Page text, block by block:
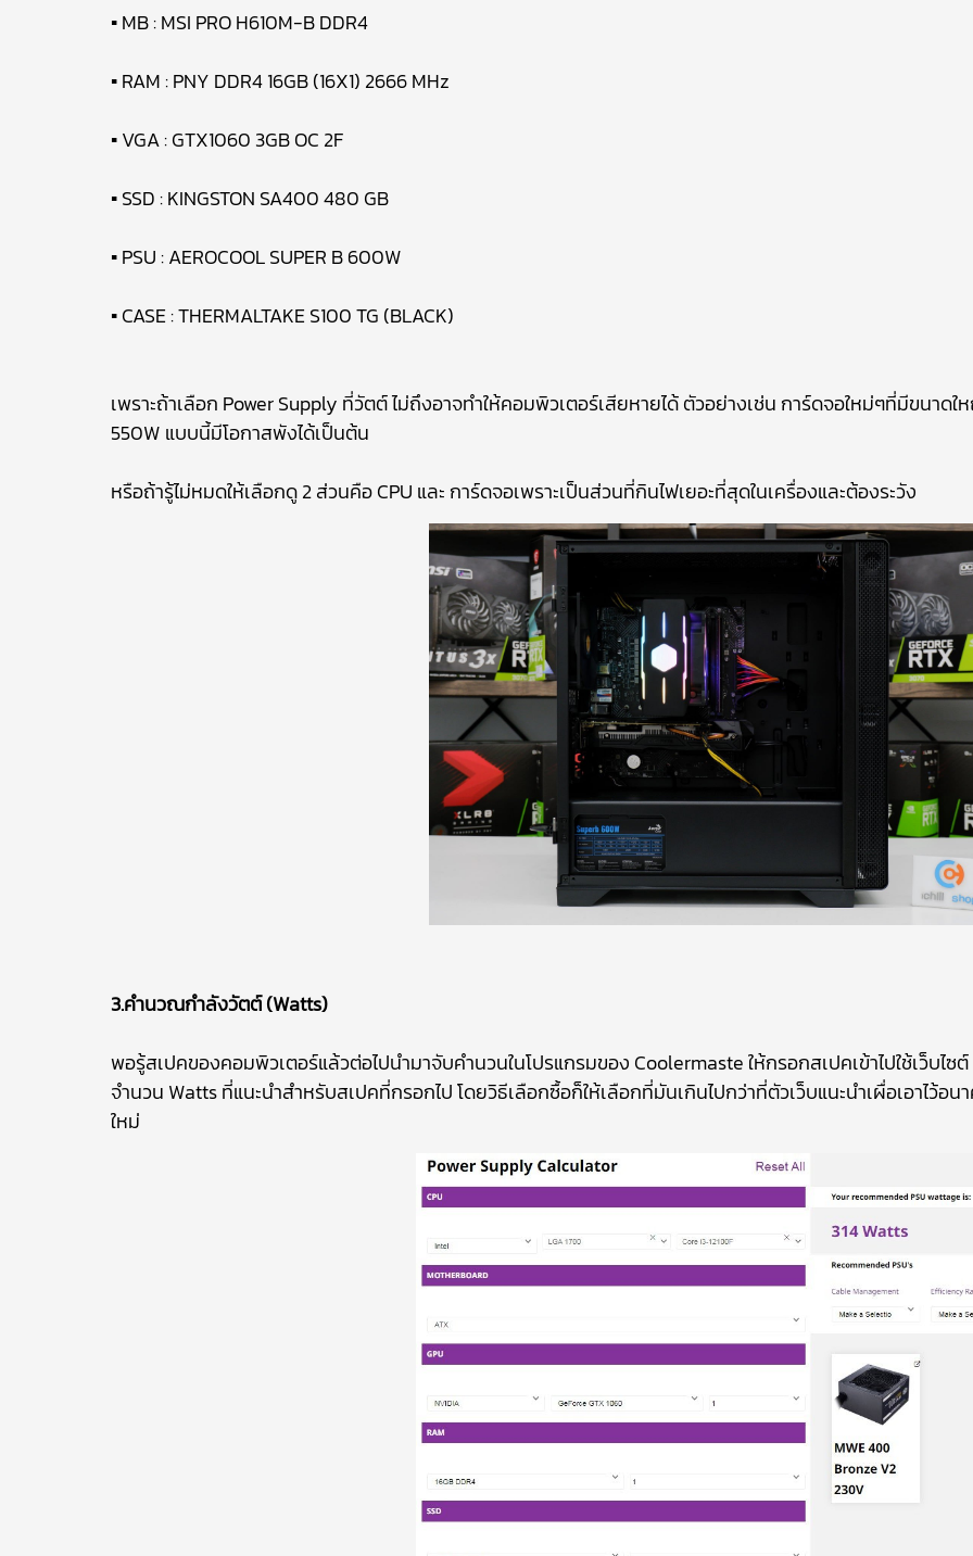
▪ MB : MSI PRO H610M-B DDR4
▪ RAM : PNY DDR4 16GB (16X1) 2666 MHz
▪ VGA : GTX1060 3GB OC 2F
▪ SSD : KINGSTON SA400 480 GB
▪ PSU : AEROCOOL SUPER B 600W
▪ CASE : THERMALTAKE S100 TG (BLACK)
เพราะถ้าเลือก Power Supply ที่วัตต์ ไม่ถึงอาจทำให้คอมพิวเตอร์เสียหายได้ ตัวอย่างเช่น การ์ดจอใหม่ๆที่มีขนาด
550W แบบนี้มีโอกาสพังได้เป็นต้น
หรือถ้ารู้ไม่หมดให้เลือกดู 2 ส่วนคือ CPU และ การ์ดจอเพราะเป็นส่วนที่กินไฟเยอะที่สุดในเครื่องและต้องระวัง
3.คำนวณกำลังวัตต์ (Watts)
พอรู้สเปคของคอมพิวเตอร์แล้วต่อไปนำมาจับคำนวนในโปรแกรมของ Coolermaste ให้กรอกสเปคเข้าไปใช้เว็บไซต์
จำนวน Watts ที่แนะนำสำหรับสเปคที่กรอกไป โดยวิธีเลือกซื้อก็ให้เลือกที่มันเกินไปกว่าที่ตัวเว็บแนะนำเผื่อเอาไว้
ใหม่